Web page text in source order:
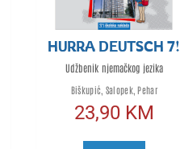
HURRA DEUTSCH 7!
Udžbenik njemačkog jezika
Biškupić, Salopek, Pehar
23,90 KM